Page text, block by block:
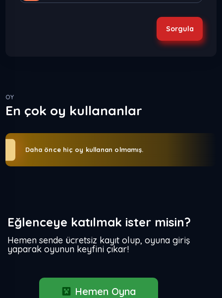
Sorgula
OY
En çok oy kullananlar
Daha önce hiç oy kullanan olmamış.
Eğlenceye katılmak ister misin?
Hemen sende ücretsiz kayıt olup, oyuna giriş
yaparak oyunun keyfini çıkar!
Hemen Oyna